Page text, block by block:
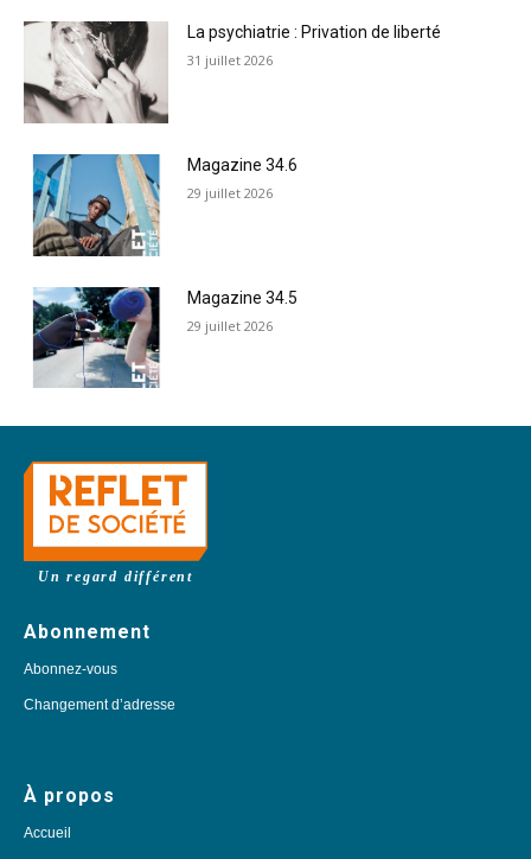
La psychiatrie : Privation de liberté
31 juillet 2026
Magazine 34.6
29 juillet 2026
Magazine 34.5
29 juillet 2026
Un regard différent
Abonnement
Abonnez-vous
Changement d’adresse
À propos
Accueil